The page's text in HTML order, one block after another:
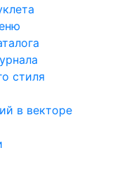
стиля
в векторе